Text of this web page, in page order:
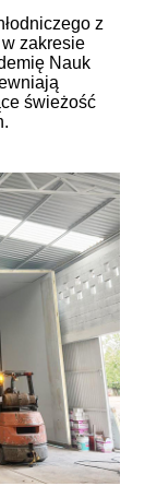
z
zakresie
Nauk
świeżość